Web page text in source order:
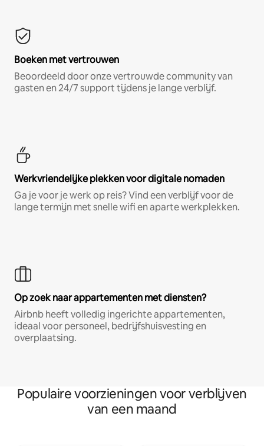
Boeken met vertrouwen
Beoordeeld door onze vertrouwde community van
gasten en 24/7 support tijdens je lange verblijf.
Werkvriendelijke plekken voor digitale nomaden
Ga je voor je werk op reis? Vind een verblijf voor de
lange termijn met snelle wifi en aparte werkplekken.
Op zoek naar appartementen met diensten?
Airbnb heeft volledig ingerichte appartementen,
ideaal voor personeel, bedrijfshuisvesting en
overplaatsing.
Populaire voorzieningen voor verblijven
van een maand